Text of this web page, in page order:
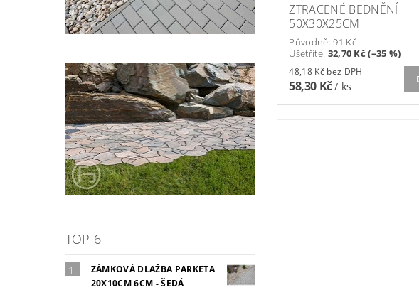
TOP 6
ZÁMKOVÁ DLAŽBA PARKETA
20X10CM 6CM - ŠEDÁ
ZTRACENÉ BEDNĚNÍ
50X30X25CM
Původně:91 Kč
Ušetříte: 32,70 Kč (–35 %)
48,18 Kč bez DPH
58,30 Kč/ ks